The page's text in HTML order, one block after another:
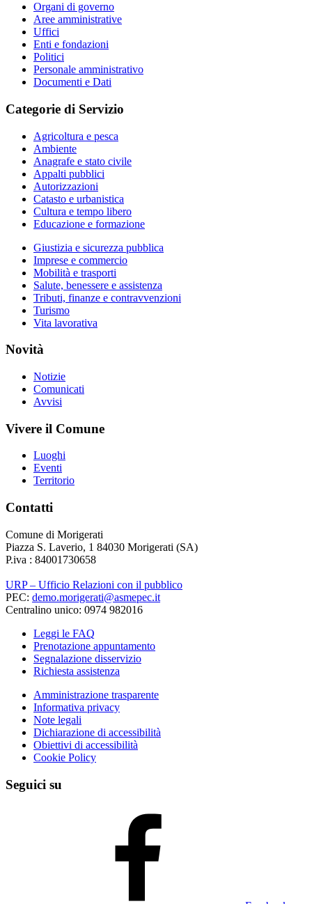
Organi di governo
Aree amministrative
Uffici
Enti e fondazioni
Politici
Personale amministrativo
Documenti e Dati
Categorie di Servizio
Agricoltura e pesca
Ambiente
Anagrafe e stato civile
Appalti pubblici
Autorizzazioni
Catasto e urbanistica
Cultura e tempo libero
Educazione e formazione
Giustizia e sicurezza pubblica
Imprese e commercio
Mobilità e trasporti
Salute, benessere e assistenza
Tributi, finanze e contravvenzioni
Turismo
Vita lavorativa
Novità
Notizie
Comunicati
Avvisi
Vivere il Comune
Luoghi
Eventi
Territorio
Contatti
Comune di Morigerati
Piazza S. Laverio, 1 84030 Morigerati (SA)
P.iva : 84001730658
URP – Ufficio Relazioni con il pubblico
PEC: demo.morigerati@asmepec.it
Centralino unico: 0974 982016
Leggi le FAQ
Prenotazione appuntamento
Segnalazione disservizio
Richiesta assistenza
Amministrazione trasparente
Informativa privacy
Note legali
Dichiarazione di accessibilità
Obiettivi di accessibilità
Cookie Policy
Seguici su